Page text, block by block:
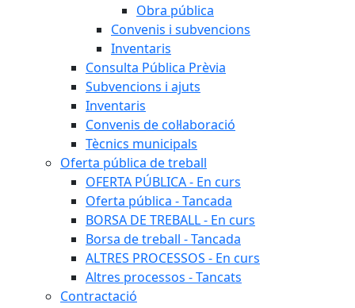
Obra pública
Convenis i subvencions
Inventaris
Consulta Pública Prèvia
Subvencions i ajuts
Inventaris
Convenis de col·laboració
Tècnics municipals
Oferta pública de treball
OFERTA PÚBLICA - En curs
Oferta pública - Tancada
BORSA DE TREBALL - En curs
Borsa de treball - Tancada
ALTRES PROCESSOS - En curs
Altres processos - Tancats
Contractació